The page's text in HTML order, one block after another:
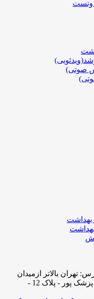
وتست
صوتی)
بهداشت
تهران بالاتر ازمیدان
ولیعصر -بعد از تقاطع زرتشت - خیابان پزشک پور - پلاک 12 -